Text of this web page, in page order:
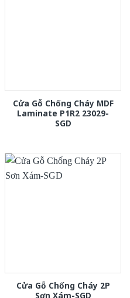
Cửa Gỗ Chống Cháy MDF
Laminate P1R2 23029-
SGD
Cửa Gỗ Chống Cháy 2P
Sơn Xám-SGD